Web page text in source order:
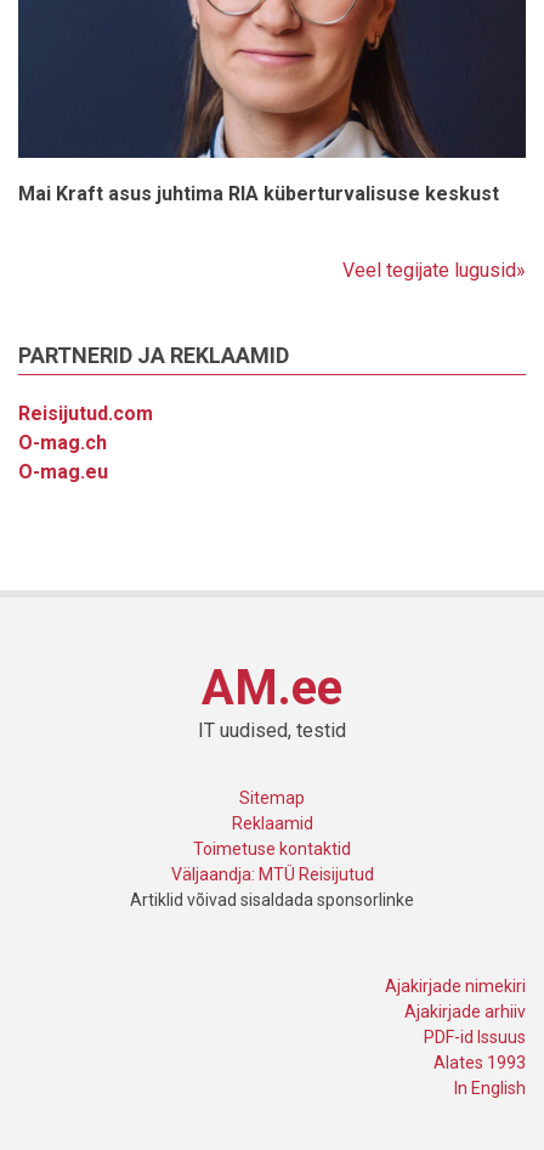
Mai Kraft asus juhtima RIA küberturvalisuse keskust
Veel tegijate lugusid»
PARTNERID JA REKLAAMID
Reisijutud.com
O-mag.ch
O-mag.eu
AM.ee
IT uudised, testid
Sitemap
Reklaamid
Toimetuse kontaktid
Väljaandja: MTÜ Reisijutud
Artiklid võivad sisaldada sponsorlinke
Ajakirjade nimekiri
Ajakirjade arhiiv
PDF-id Issuus
Alates 1993
In English